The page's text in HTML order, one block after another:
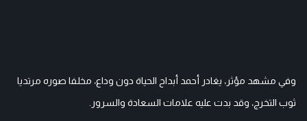
وفي مشهد مؤثر، يغادر أحمد أبداح الحياة دون وداع، مخلفا صوره مرتديا
ثوب التخرج، وقد بدت عليه علامات السعادة والسرور.